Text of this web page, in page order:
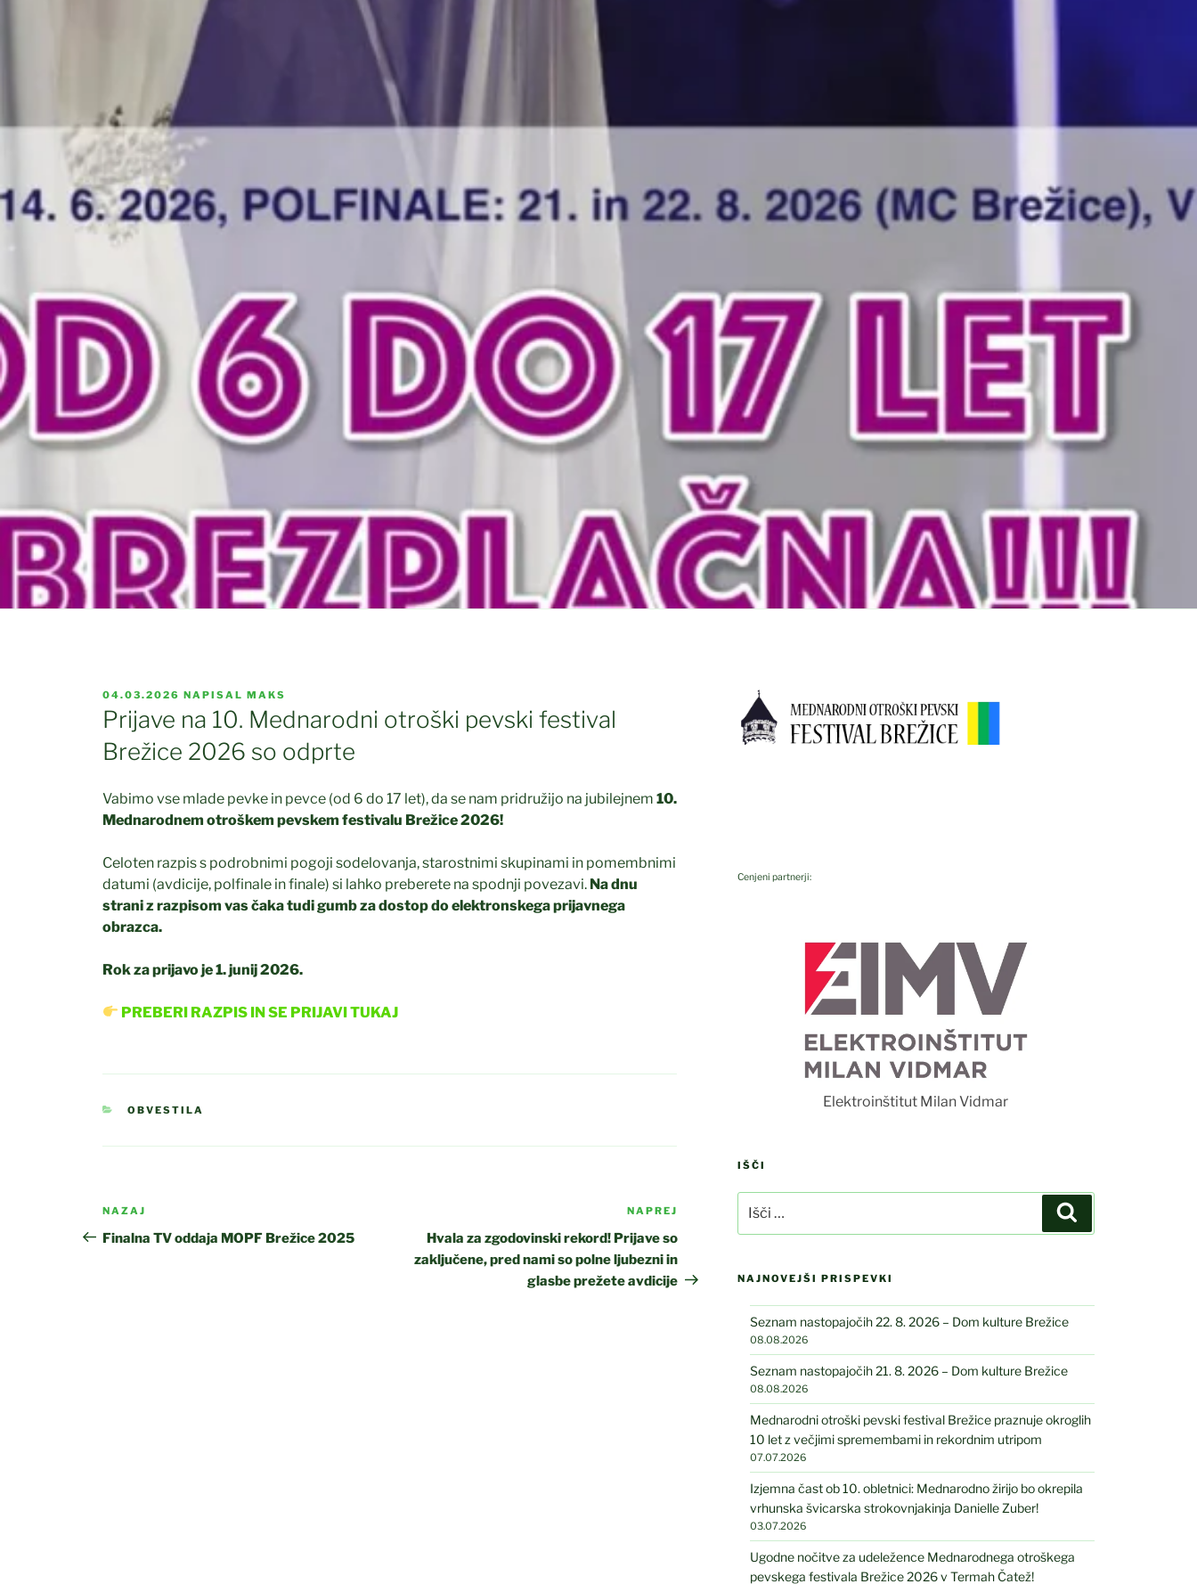
OBJAVLJENO
DNE
04.03.2026 NAPISALMAKS
Prijave na 10. Mednarodni otroški pevski festival
Brežice 2026 so odprte
Vabimo vse mlade pevke in pevce (od 6 do 17 let), da se nam pridružijo na jubilejnem10.
Mednarodnem otroškem pevskem festivalu Brežice 2026!
Celoten razpis s podrobnimi pogoji sodelovanja, starostnimi skupinami in pomembnimi
datumi (avdicije, polfinale in finale) si lahko preberete na spodnji povezavi. Na dnu
strani z razpisom vas čaka tudi gumb za dostop do elektronskega prijavnega
obrazca.
Rok za prijavo je 1. junij 2026.
PREBERI RAZPIS IN SE PRIJAVI TUKAJ
KATEGORIJE
OBVESTILA
Navigacija
prispevka
Prejšnji
prispevek
NAZAJ
Finalna TV oddaja MOPF Brežice 2025
prispevek
NAPREJ
Hvala za zgodovinski rekord! Prijave so
zaključene, pred nami so polne ljubezni in
glasbe prežete avdicije
Cenjeni partnerji:
Elektroinštitut Milan Vidmar
IŠČI
NAJNOVEJŠI PRISPEVKI
Seznam nastopajočih 22. 8. 2026 – Dom kulture Brežice
08.08.2026
Seznam nastopajočih 21. 8. 2026 – Dom kulture Brežice
08.08.2026
Mednarodni otroški pevski festival Brežice praznuje okroglih
10 let z večjimi spremembami in rekordnim utripom
07.07.2026
Izjemna čast ob 10. obletnici: Mednarodno žirijo bo okrepila
vrhunska švicarska strokovnjakinja Danielle Zuber!
03.07.2026
Ugodne nočitve za udeležence Mednarodnega otroškega
pevskega festivala Brežice 2026 v Termah Čatež!